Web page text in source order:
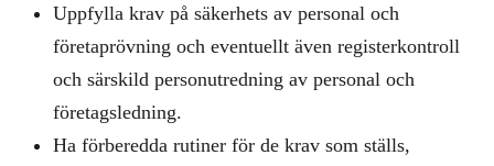
Uppfylla krav på säkerhets av personal och
företaprövning och eventuellt även registerkontroll
och särskild personutredning av personal och
företagsledning.
Ha förberedda rutiner för de krav som ställs,